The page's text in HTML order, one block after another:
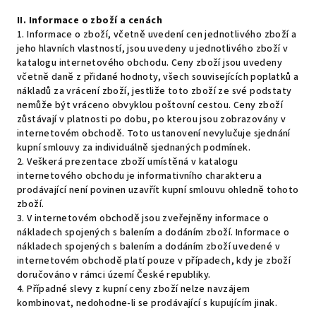
II. Informace o zboží a cenách
1. Informace o zboží, včetně uvedení cen jednotlivého zboží a
jeho hlavních vlastností, jsou uvedeny u jednotlivého zboží v
katalogu internetového obchodu. Ceny zboží jsou uvedeny
včetně daně z přidané hodnoty, všech souvisejících poplatků a
nákladů za vrácení zboží, jestliže toto zboží ze své podstaty
nemůže být vráceno obvyklou poštovní cestou. Ceny zboží
zůstávají v platnosti po dobu, po kterou jsou zobrazovány v
internetovém obchodě. Toto ustanovení nevylučuje sjednání
kupní smlouvy za individuálně sjednaných podmínek.
2. Veškerá prezentace zboží umístěná v katalogu
internetového obchodu je informativního charakteru a
prodávající není povinen uzavřít kupní smlouvu ohledně tohoto
zboží.
3. V internetovém obchodě jsou zveřejněny informace o
nákladech spojených s balením a dodáním zboží. Informace o
nákladech spojených s balením a dodáním zboží uvedené v
internetovém obchodě platí pouze v případech, kdy je zboží
doručováno v rámci území České republiky.
4. Případné slevy z kupní ceny zboží nelze navzájem
kombinovat, nedohodne-li se prodávající s kupujícím jinak.